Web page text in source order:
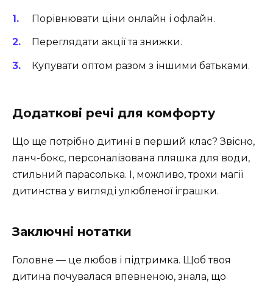
Порівнювати ціни онлайн і офлайн.
Переглядати акції та знижки.
Купувати оптом разом з іншими батьками.
Додаткові речі для комфорту
Що ще потрібно дитині в перший клас? Звісно,
ланч-бокс, персоналізована пляшка для води,
стильний парасолька. І, можливо, трохи магії
дитинства у вигляді улюбленої іграшки.
Заключні нотатки
Головне — це любов і підтримка. Щоб твоя
дитина почувалася впевненою, знала, що